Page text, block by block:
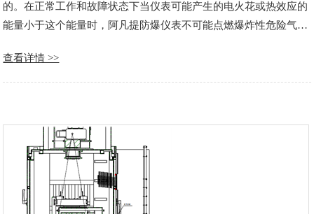
的。在正常工作和故障状态下当仪表可能产生的电火花或热效应的
能量小于这个能量时，阿凡提防爆仪表不可能点燃爆炸性危险气体
流限制在一个允许的范围内，以保证仪表在正常工作或发生短接和
元器件损坏等故障情况下产生的电……
查看详情 >>